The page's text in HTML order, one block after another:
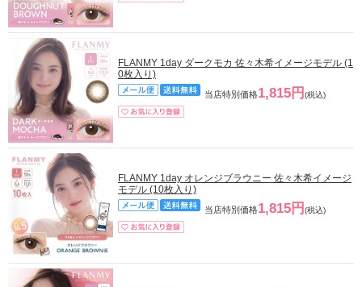
FLANMY 1day ダークモカ 佐々木希イメージモデル (1
0枚入り)
当店特別価格1,815円 (税込)
FLANMY 1day オレンジブラウニー 佐々木希イメージ
モデル (10枚入り)
当店特別価格1,815円 (税込)